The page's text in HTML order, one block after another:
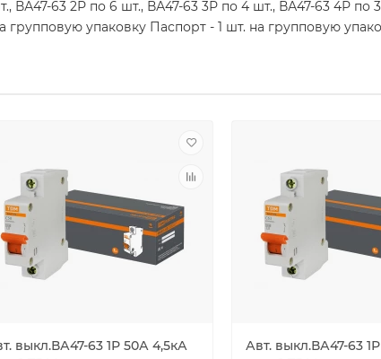
ВА47-63 2Р по 6 шт., ВА47-63 3Р по 4 шт., ВА47-63 4Р по
групповую упаковку Паспорт - 1 шт. на групповую
выкл.ВА47-63 1Р 50А 4,5кА
Авт. выкл.ВА47-63